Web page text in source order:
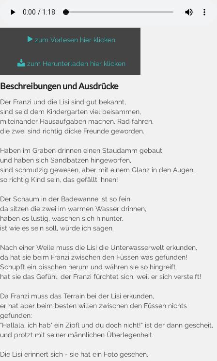
zum Vorlesen hier klicken
zum Herunterladen hier klicken
Beschreibungen und Ausdrücke
Der Franzi und die Lisi sind gut bekannt,
sind seid dem Kindergarten viel beisammen,
miteinander Hausaufgaben machen, Rad fahren,
die zwei sind richtig dicke Freunde geworden.
Haben im Graben drinnen einen Staudamm gebaut
und haben sich Sandbatzen hingeworfen,
sind schmutzig gewesen, aber mit einem Glanz in den Augen,
so richtig Kind sein, das gefällt ihnen!
Der Schaum in der Badewanne ist so fein,
da sitzen die zwei im warmen Wasser drinnen,
haben es lustig, waschen sich hinunter,
ist wie es sein soll, würde ich sagen.
Nach einer Weile muss die Lisi die Unterwasserwelt erkunden,
da hat sie beim Franzi zwischen den Füssen was gefunden!
Schupft ein bisschen herum und währen sie so hingreift
hat sie das Gefühl, der Franzi fürchtet sich, weil er sich versteift!
Da Franzi muss das Terrain bei der Lisi erkunden,
er hat aber beim besten willen zwischen den Füssen nichts
gefunden:
"Hallala, ich hab' ein Zipfl und du doch nicht!" ist der dann gescheit,
und protzt mit seiner männlichen Überlegenheit.
Die Lisi erinnert sich - sie hat ein Foto gesehen,